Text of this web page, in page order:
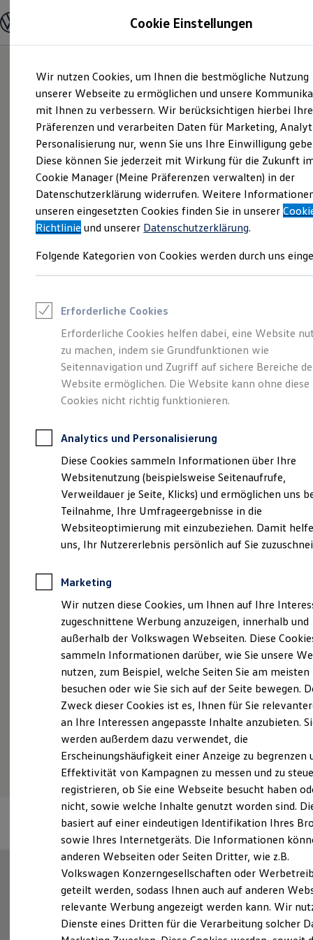
Hauptinhalt
springen
Footer
springen
Modelle und Konfigurator
Modelle vergleichen
Elektroautos
ENERGY Sondermodelle
Nutzfahrzeuge
SUV und CUV
Familienautos
Kombis
Kompaktwagen
Sportwagen
Schnell verfügbare Fahrzeuge
Angebote und Produkte
Aktuelle Angebote
E-Auto-Förderung
Volkswagen Marktplatz
Junge Gebrauchtwagen und Gebrauchtwagen
Saisonangebote
Leasing
Leasing-Angebote
Gebrauchtwagen Leasing
Junge Gebrauchtwagen-Leasing
Elektroauto Leasing
Kleinwagen-Leasing
Leasing ohne Anzahlung
Autokredit mit Schlussrate
Versicherungen und Garantien
Kfz-Versicherung
Restschuldversicherungen
Garantien
Wartungsverträge
Geschäftskunden
Professional Class bei Volkswagen
Großkunden
Behörden
Anpfiff zum Gewinn
Elektroautos
ID. Tutorials
Elektrofahrzeugkonzepte
Reichweite
Reichweite der ID. Modelle
Reichweite im Winter
Laden
Laden unterwegs
Laden Zuhause
Ladezeitensimulator
Batterie
Sicherheit
Garantie und Lebensdauer
Nachhaltigkeit
Technologie
Kosten und Kauf
Verbrauchskosten
Kaufoptionen
E-Auto-Förderung
Software und Konnektivität
Die ID. Software 6
ID. Software Versionen und Updates
Digitale Extras
Schnittstellen zu Ihrem ID.
Kompakt.
Charismatisch. Coupé.
Der Taigo.
Probefahrt vereinbaren
Fahrzeugangebot anfordern
Cookie Einstellungen
Wir nutzen Cookies, um Ihnen die bestmögliche Nutzung
unserer Webseite zu ermöglichen und unsere
mit Ihnen zu verbessern. Wir berücksichtigen hierbei Ihre
Präferenzen und verarbeiten Daten für Marketing,
Personalisierung nur, wenn Sie uns Ihre Einwilligung
Diese können Sie jederzeit mit Wirkung für die Zukunft
Cookie Manager (Meine Präferenzen verwalten) in der
Datenschutzerklärung widerrufen. Weitere
unseren eingesetzten Cookies finden Sie in unserer
Richtlinie und unserer Datenschutzerklärung.
Folgende Kategorien von Cookies werden durch uns
Erforderliche Cookies
Erforderliche Cookies helfen dabei, eine Website
zu machen, indem sie Grundfunktionen wie
Seitennavigation und Zugriff auf sichere Bereiche
Website ermöglichen. Die Website kann ohne diese
Cookies nicht richtig funktionieren.
Analytics und Personalisierung
Diese Cookies sammeln Informationen über Ihre
Websitenutzung (beispielsweise Seitenaufrufe,
Verweildauer je Seite, Klicks) und ermöglichen uns
Teilnahme, Ihre Umfrageergebnisse in die
Websiteoptimierung mit einzubeziehen. Damit
uns, Ihr Nutzererlebnis persönlich auf Sie
Marketing
Wir nutzen diese Cookies, um Ihnen auf Ihre
zugeschnittene Werbung anzuzeigen, innerhalb und
außerhalb der Volkswagen Webseiten. Diese
sammeln Informationen darüber, wie Sie unsere
nutzen, zum Beispiel, welche Seiten Sie am meisten
besuchen oder wie Sie sich auf der Seite bewegen.
Zweck dieser Cookies ist es, Ihnen für Sie
an Ihre Interessen angepasste Inhalte anzubieten.
werden außerdem dazu verwendet, die
Erscheinungshäufigkeit einer Anzeige zu begrenzen
Effektivität von Kampagnen zu messen und zu
registrieren, ob Sie eine Webseite besucht haben
nicht, sowie welche Inhalte genutzt worden sind.
basiert auf einer eindeutigen Identifikation Ihres
sowie Ihres Internetgeräts. Die Informationen
anderen Webseiten oder Seiten Dritter, wie z.B.
Volkswagen Konzerngesellschaften oder
geteilt werden, sodass Ihnen auch auf anderen
relevante Werbung angezeigt werden kann. Wir
Dienste eines Dritten für die Verarbeitung solcher